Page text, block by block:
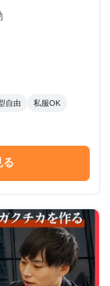
自由 私服OK
る